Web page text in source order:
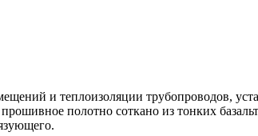
и теплоизоляции трубопроводов,
полотно соткано из тонких